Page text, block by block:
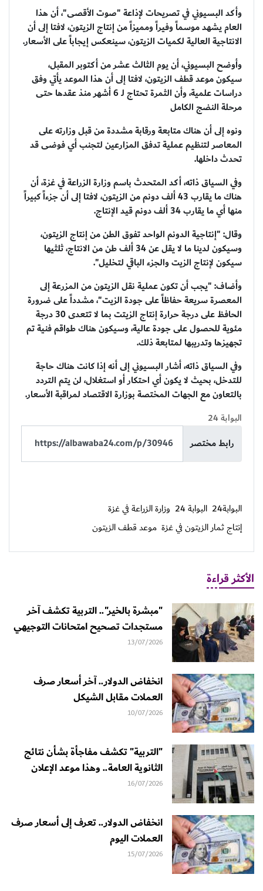
وأكد البسيوني في تصريحات لإذاعة "صوت الأقصى"، أن هذا
العام يشهد موسماً وفيراً ومميزاً من إنتاج الزيتون، لافتا إلى أن
الانتاجية العالية لكميات الزيتون، سينعكس إيجاباً على الأسعار.
وأوضح البسيوني، أن يوم الثالث عشر من أكتوبر المقبل،
سيكون موعد قطف الزيتون، لافتا إلى أن هذا الموعد يأتي وفق
دراسات علمية، وأن الثمرة تحتاج لـ 6 أشهر منذ عقدها حتى
مرحلة النضج الكامل
ونوه إلى أن هناك متابعة ورقابة مشددة من قبل وزارته على
المعاصر لتنظيم عملية تدفق المزارعين لتجنب أي فوضى قد
تحدث داخلها.
وفي السياق ذاته، أكد المتحدث باسم وزارة الزراعة في غزة، أن
هناك ما يقارب 43 ألف دونم من الزيتون، لافتا إلى أن جزءاً كبيراً
منها أي ما يقارب 34 ألف دونم قيد الإنتاج.
وقال: "إنتاجية الدونم الواحد تفوق الطن من إنتاج الزيتون،
وسيكون لدينا ما لا يقل عن 34 ألف طن من الانتاج، ثلثيها
سيكون لإنتاج الزيت والجزء الباقي لتخليل".
وأضاف: "يجب أن تكون عملية نقل الزيتون من المزرعة إلى
المعصرة سريعة حفاظاً على جودة الزيت"، مشدداً على ضرورة
الحافظ على درجة حرارة إنتاج الزيتت بما لا تتعدى 30 درجة
مئوية للحصول على جودة عالية، وسيكون هناك طواقم فنية تم
تجهيزها وتدريبها لمتابعة ذلك.
وفي السياق ذاته، أشار البسيوني إلى أنه إذا كانت هناك حاجة
للتدخل، بحيث لا يكون أي احتكار أو استغلال، لن يتم التردد
بالتعاون مع الجهات المختصة بوزارة الاقتصاد لمراقبة الأسعار.
البوابة 24
رابط مختصر
البوابة24 البوابة 24
وزارة الزراعة في غزة
إنتاج ثمار الزيتون في غزة موعد قطف الزيتون
الأكثر قراءة
"مبشرة بالخير".. التربية تكشف آخر
مستجدات تصحيح امتحانات التوجيهي
13/07/2026
انخفاض الدولار.. آخر أسعار صرف
العملات مقابل الشيكل
10/07/2026
"التربية" تكشف مفاجأة بشأن نتائج
الثانوية العامة.. وهذا موعد الإعلان
16/07/2026
انخفاض الدولار.. تعرف إلى أسعار صرف
العملات اليوم
15/07/2026